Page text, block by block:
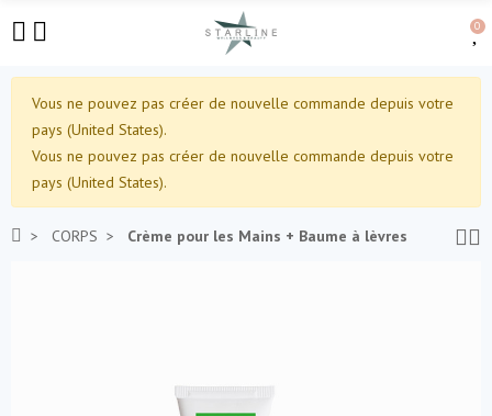
0
Vous ne pouvez pas créer de nouvelle commande depuis votre
pays (United States).
Vous ne pouvez pas créer de nouvelle commande depuis votre
pays (United States).
CORPS Crème pour les Mains + Baume à lèvres